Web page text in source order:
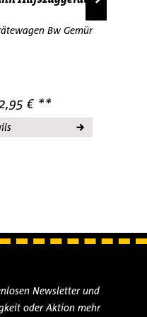
1:87 H0 OVPBw Gemünden DB
€ **
Newsletter und
oder Aktion mehr